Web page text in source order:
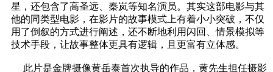
星，还包含了高圣远、秦岚等知名演员。其实这部电影与其
他的同类型电影，在影片的故事模式上有着小小突破，不仅
用了倒叙的方式进行阐述，还不断地利用闪回、情景模拟等
技术手段，让故事整体更具有逻辑，且更富有立体感。
此片是金牌摄像黄岳泰首次执导的作品，黄先生担任摄影